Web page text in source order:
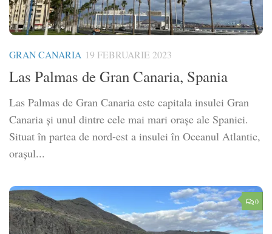
GRAN CANARIA 19 FEBRUARIE 2023
Las Palmas de Gran Canaria, Spania
Las Palmas de Gran Canaria este capitala insulei Gran
Canaria și unul dintre cele mai mari orașe ale Spaniei.
Situat în partea de nord-est a insulei în Oceanul Atlantic,
orașul...
0